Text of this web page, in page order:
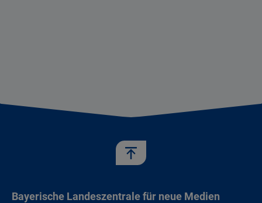
Bayerische Landeszentrale für neue Medien